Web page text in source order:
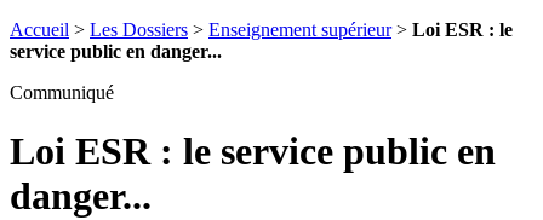
Accueil > Les Dossiers > Enseignement supérieur> Loi ESR : le
service public en danger...
Communiqué
Loi ESR : le service public en
danger...